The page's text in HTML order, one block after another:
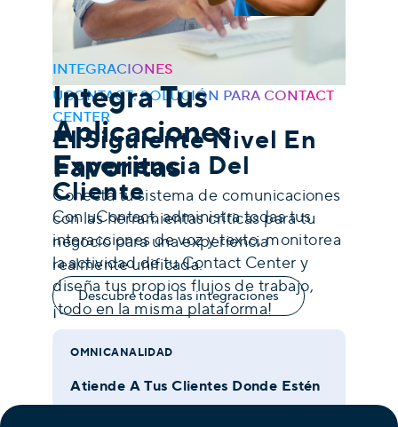
UCONTACT: SOLUCIÓN PARA CONTACT
CENTER
El Siguiente Nivel En
Experiencia Del
Cliente
Con uContact, administra todas tus
interacciones de voz y texto, monitorea
la actividad de tu Contact Center y
diseña tus propios flujos de trabajo,
¡todo en la misma plataforma!
OMNICANALIDAD
Atiende A Tus Clientes Donde Estén
INTEGRACIONES
Integra Tus
Aplicaciones
Favoritas
Conecta tu sistema de comunicaciones
con las herramientas críticas para tu
negocio para una experiencia
realmente unificada.
Descubre todas las integraciones